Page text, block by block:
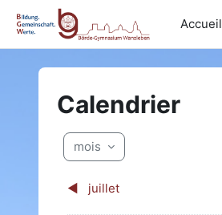
Passer au contenu principal
Accueil
Calendrier
mois
◀︎ juillet